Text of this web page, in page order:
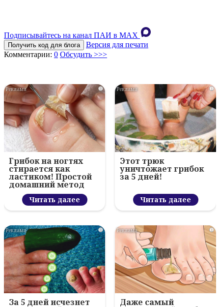
Подписывайтесь на канал ПАИ в MAХ
Получить код для блога
Версия для печати
Комментарии: 0 Обсудить >>>
i
Грибок на ногтях
стирается как
ластиком! Простой
домашний метод
Читать далее
i
Этот трюк
уничтожает грибок
за 5 дней!
Читать далее
i
За 5 дней исчезнет
i
Даже самый